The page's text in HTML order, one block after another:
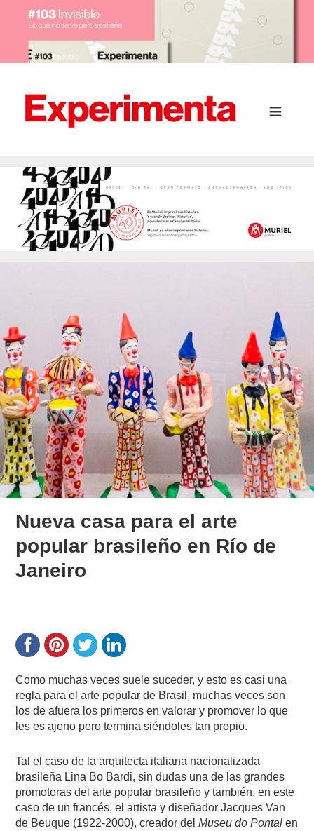
Nueva casa para el arte
popular brasileño en Río de
Janeiro
Como muchas veces suele suceder, y esto es casi una
regla para el arte popular de Brasil, muchas veces son
los de afuera los primeros en valorar y promover lo que
les es ajeno pero termina siéndoles tan propio.
Tal el caso de la arquitecta italiana nacionalizada
brasileña Lina Bo Bardi, sin dudas una de las grandes
promotoras del arte popular brasileño y también, en este
caso de un francés, el artista y diseñador Jacques Van
de Beuque (1922-2000), creador delMuseu do Pontal en